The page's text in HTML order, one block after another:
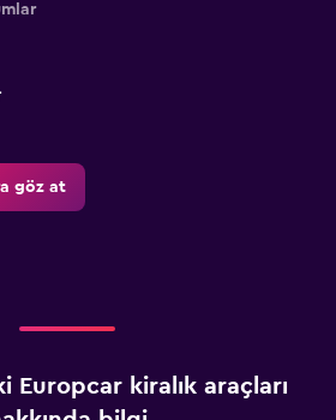
göz at
Europcar kiralık araçları